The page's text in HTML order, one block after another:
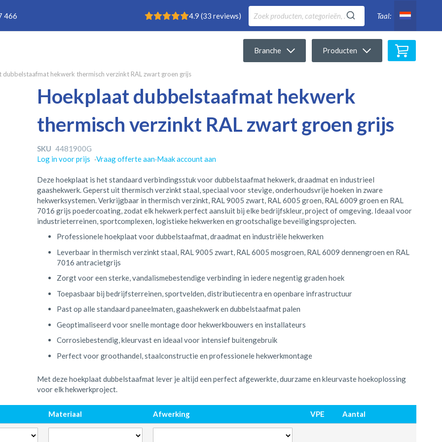
466 Rating: 4.9 4.9 (33 reviews) Taal:
Branche Producten
dubbelstaafmat hekwerk thermisch verzinkt RAL zwart groen grijs
Hoekplaat dubbelstaafmat hekwerk
thermisch verzinkt RAL zwart groen grijs
SKU 4481900G
Log in voor prijs ·Vraag offerte aan·Maak account aan
Deze hoekplaat is het standaard verbindingsstuk voor dubbelstaafmat hekwerk, draadmat en industrieel
gaashekwerk. Geperst uit thermisch verzinkt staal, speciaal voor stevige, onderhoudsvrije hoeken in zware
hekwerksystemen. Verkrijgbaar in thermisch verzinkt, RAL 9005 zwart, RAL 6005 groen, RAL 6009 groen en RAL
7016 grijs poedercoating, zodat elk hekwerk perfect aansluit bij elke bedrijfskleur, project of omgeving. Ideaal voor
industrieterreinen, sportcomplexen, logistieke hekwerken en grootschalige beveiligingsprojecten.
Professionele hoekplaat voor dubbelstaafmat, draadmat en industriële hekwerken
Leverbaar in thermisch verzinkt staal, RAL 9005 zwart, RAL 6005 mosgroen, RAL 6009 dennengroen en RAL
7016 antracietgrijs
Zorgt voor een sterke, vandalismebestendige verbinding in iedere negentig graden hoek
Toepasbaar bij bedrijfsterreinen, sportvelden, distributiecentra en openbare infrastructuur
Past op alle standaard paneelmaten, gaashekwerk en dubbelstaafmat palen
Geoptimaliseerd voor snelle montage door hekwerkbouwers en installateurs
Corrosiebestendig, kleurvast en ideaal voor intensief buitengebruik
Perfect voor groothandel, staalconstructie en professionele hekwerkmontage
Met deze hoekplaat dubbelstaafmat lever je altijd een perfect afgewerkte, duurzame en kleurvaste hoekoplossing
voor elk hekwerkproject.
Materiaal Afwerking VPE Aantal